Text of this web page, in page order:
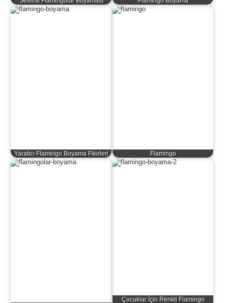
Yaratıcı Flamingo Boyama Fikirleri Flamingo
Çocuklar İçin Renkli Flamingo